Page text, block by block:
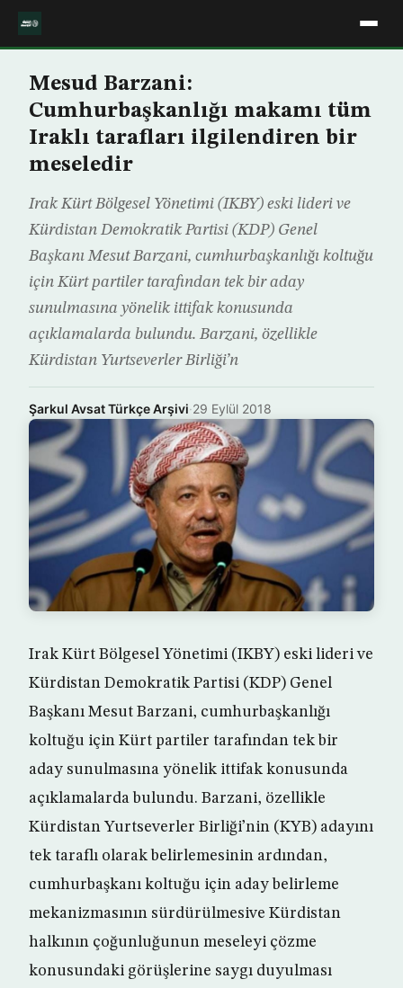
Mesud Barzani:
Cumhurbaşkanlığı makamı tüm
Iraklı tarafları ilgilendiren bir
meseledir
Irak Kürt Bölgesel Yönetimi (IKBY) eski lideri ve
Kürdistan Demokratik Partisi (KDP) Genel
Başkanı Mesut Barzani, cumhurbaşkanlığı koltuğu
için Kürt partiler tarafından tek bir aday
sunulmasına yönelik ittifak konusunda
açıklamalarda bulundu. Barzani, özellikle
Kürdistan Yurtseverler Birliği’n
Şarkul Avsat Türkçe Arşivi·29 Eylül 2018
Irak Kürt Bölgesel Yönetimi (IKBY) eski lideri ve
Kürdistan Demokratik Partisi (KDP) Genel
Başkanı Mesut Barzani, cumhurbaşkanlığı
koltuğu için Kürt partiler tarafından tek bir
aday sunulmasına yönelik ittifak konusunda
açıklamalarda bulundu. Barzani, özellikle
Kürdistan Yurtseverler Birliği’nin (KYB) adayını
tek taraflı olarak belirlemesinin ardından,
cumhurbaşkanı koltuğu için aday belirleme
mekanizmasının sürdürülmesive Kürdistan
halkının çoğunluğunun meseleyi çözme
konusundaki görüşlerine saygı duyulması